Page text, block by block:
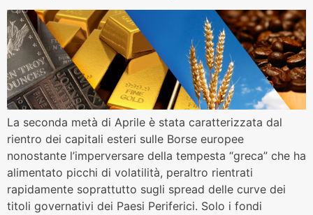
La seconda metà di Aprile è stata caratterizzata dal
rientro dei capitali esteri sulle Borse europee
nonostante l’imperversare della tempesta “greca” che ha
alimentato picchi di volatilità, peraltro rientrati
rapidamente soprattutto sugli spread delle curve dei
titoli governativi dei Paesi Periferici. Solo i fondi